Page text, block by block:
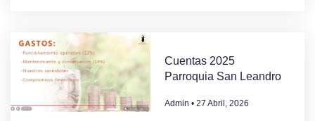
Cuentas 2025
Parroquia San Leandro
Admin 27 Abril, 2026